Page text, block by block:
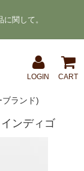
関して。
LOGIN CART
ランド)
ンディゴ